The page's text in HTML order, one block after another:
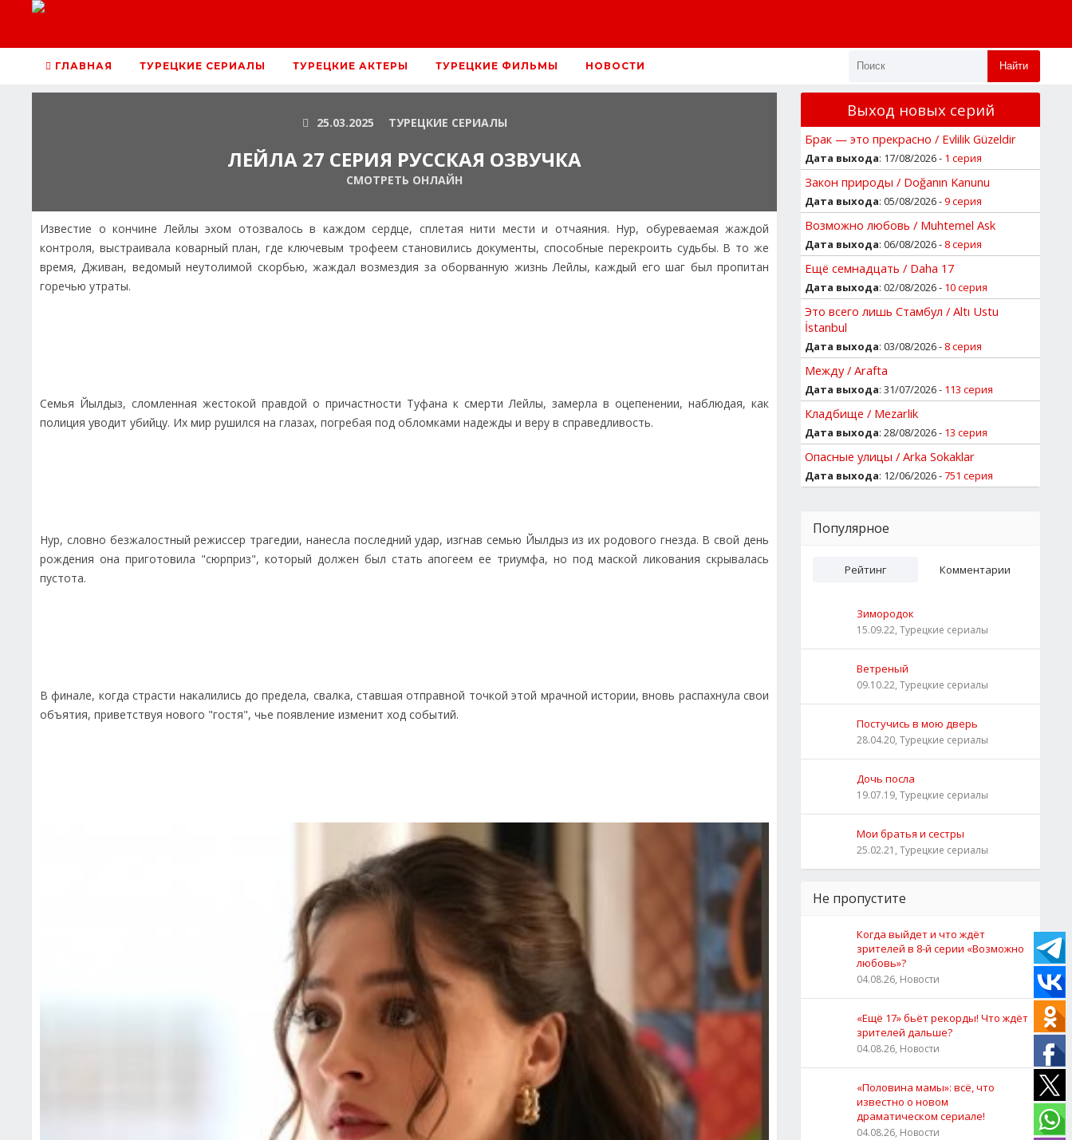
ГЛАВНАЯ ТУРЕЦКИЕ СЕРИАЛЫ ТУРЕЦКИЕ АКТЕРЫ ТУРЕЦКИЕ ФИЛЬМЫ НОВОСТИ Найти
25.03.2025 ТУРЕЦКИЕ СЕРИАЛЫ
ЛЕЙЛА 27 СЕРИЯ РУССКАЯ ОЗВУЧКА
СМОТРЕТЬ ОНЛАЙН
Известие о кончине Лейлы эхом отозвалось в каждом сердце, сплетая нити мести и отчаяния. Нур, обуреваемая жаждой
контроля, выстраивала коварный план, где ключевым трофеем становились документы, способные перекроить судьбы. В то же
время, Дживан, ведомый неутолимой скорбью, жаждал возмездия за оборванную жизнь Лейлы, каждый его шаг был пропитан
горечью утраты.
Семья Йылдыз, сломленная жестокой правдой о причастности Туфана к смерти Лейлы, замерла в оцепенении, наблюдая, как
полиция уводит убийцу. Их мир рушился на глазах, погребая под обломками надежды и веру в справедливость.
Нур, словно безжалостный режиссер трагедии, нанесла последний удар, изгнав семью Йылдыз из их родового гнезда. В свой день
рождения она приготовила "сюрприз", который должен был стать апогеем ее триумфа, но под маской ликования скрывалась
пустота.
В финале, когда страсти накалились до предела, свалка, ставшая отправной точкой этой мрачной истории, вновь распахнула свои
объятия, приветствуя нового "гостя", чье появление изменит ход событий.
Выход новых серий
Брак — это прекрасно / Evlilik Güzeldir
Дата выхода: 17/08/2026 - 1 серия
Закон природы / Doğanın Kanunu
Дата выхода: 05/08/2026 -9 серия
Возможно любовь / Muhtemel Ask
Дата выхода: 06/08/2026 - 8 серия
Ещё семнадцать / Daha 17
Дата выхода: 02/08/2026 - 10 серия
Это всего лишь Стамбул / Altı Ustu
İstanbul
Дата выхода: 03/08/2026 - 8 серия
Между / Arafta
Дата выхода: 31/07/2026 - 113 серия
Кладбище / Mezarlik
Дата выхода: 28/08/2026 - 13 серия
Опасные улицы / Arka Sokaklar
Дата выхода: 12/06/2026 -751 серия
Популярное
Рейтинг Комментарии
Зимородок
15.09.22, Турецкие сериалы
Ветреный
09.10.22, Турецкие сериалы
Постучись в мою дверь
28.04.20, Турецкие сериалы
Дочь посла
19.07.19, Турецкие сериалы
Мои братья и сестры
25.02.21, Турецкие сериалы
Не пропустите
Когда выйдет и что ждёт
зрителей в 8-й серии «Возможно
любовь»?
04.08.26, Новости
«Ещё 17» бьёт рекорды! Что ждёт
зрителей дальше?
04.08.26, Новости
«Половина мамы»: всё, что
известно о новом
драматическом сериале!
04.08.26, Новости